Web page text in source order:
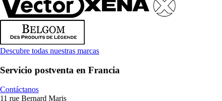
Descubre todas nuestras marcas
Servicio postventa en Francia
Contáctanos
11 rue Bernard Maris